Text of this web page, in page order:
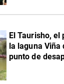
El Taurisho, el
la laguna Viña
punto de